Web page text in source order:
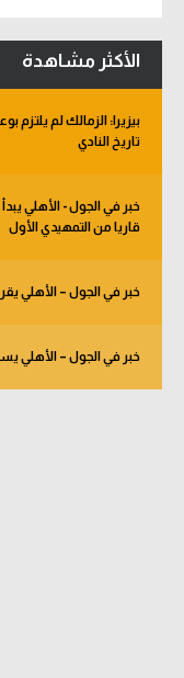
الأكثر مشاهدة
بيزيرا: الزمالك لم
تاريخ النادي
قاريا من التمهيدي الأول
خبر في الجول – الأهلي
خبر في الجول – الأهلي